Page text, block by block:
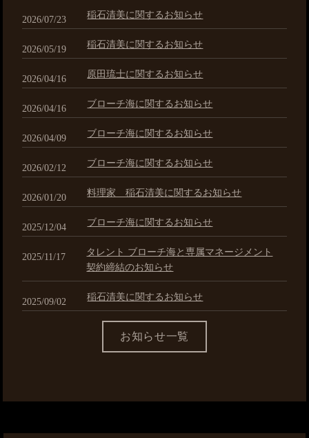
2026/07/23 稲石清美に関するお知らせ
2026/05/19 稲石清美に関するお知らせ
2026/04/16 原田琉士に関するお知らせ
2026/04/16 ブローチ海に関するお知らせ
2026/04/09 ブローチ海に関するお知らせ
2026/02/12 ブローチ海に関するお知らせ
2026/01/20 料理家 稲石清美に関するお知らせ
2025/12/04 ブローチ海に関するお知らせ
2025/11/17
タレント ブローチ海と専属マネージメント
契約締結のお知らせ
2025/09/02 稲石清美に関するお知らせ
お知らせ一覧